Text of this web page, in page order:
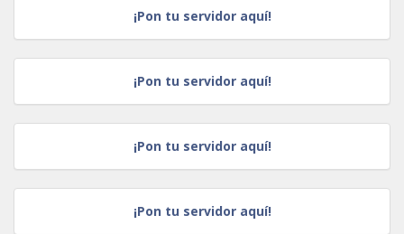
¡Pon tu servidor aquí!
¡Pon tu servidor aquí!
¡Pon tu servidor aquí!
¡Pon tu servidor aquí!